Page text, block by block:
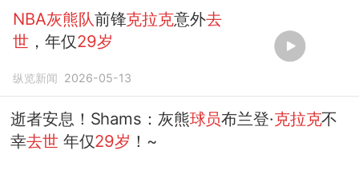
NBA灰熊队前锋克拉克意外去
世 ，年仅29岁
纵览新闻 2026-05-13
逝者安息！Shams：灰熊球员布兰登·克拉克不
幸去世年仅29岁 ！~